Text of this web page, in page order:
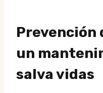
Prevención
un
salva vidas